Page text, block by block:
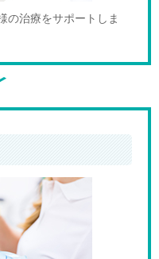
の治療をサポートしま